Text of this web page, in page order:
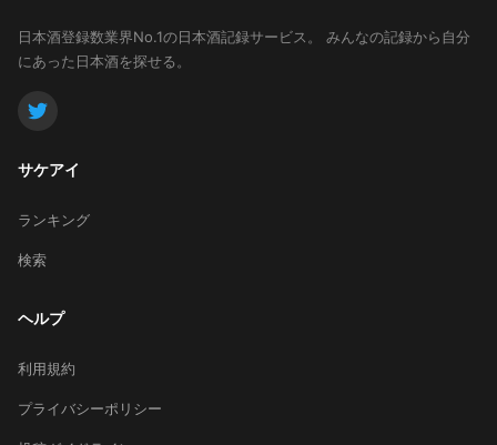
日本酒登録数業界No.1の日本酒記録サービス。
みんなの記録から自分
にあった日本酒を探せる。
サケアイ
ランキング
検索
ヘルプ
利用規約
プライバシーポリシー